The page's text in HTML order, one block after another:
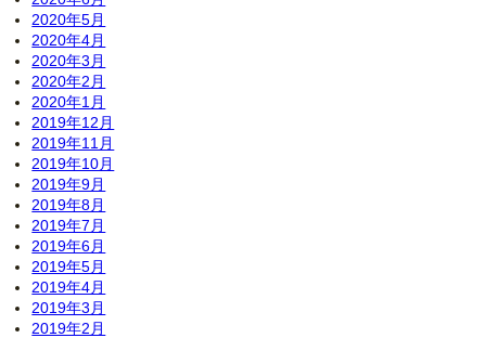
2020年5月
2020年4月
2020年3月
2020年2月
2020年1月
2019年12月
2019年11月
2019年10月
2019年9月
2019年8月
2019年7月
2019年6月
2019年5月
2019年4月
2019年3月
2019年2月